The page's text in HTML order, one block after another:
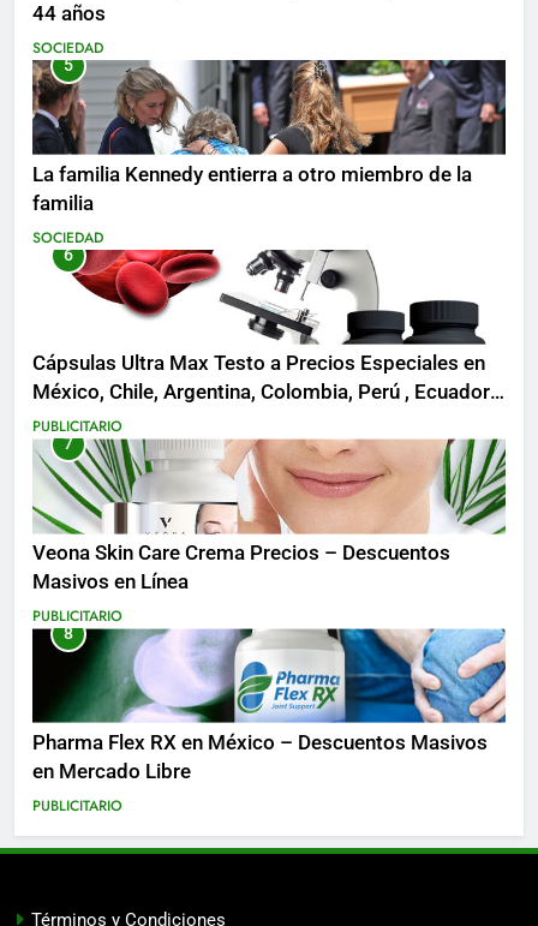
44 años
SOCIEDAD
5
La familia Kennedy entierra a otro miembro de la
familia
SOCIEDAD
6
Cápsulas Ultra Max Testo a Precios Especiales en
México, Chile, Argentina, Colombia, Perú , Ecuador,
Costa Rica y Más
PUBLICITARIO
7
Veona Skin Care Crema Precios – Descuentos
Masivos en Línea
PUBLICITARIO
8
Pharma Flex RX en México – Descuentos Masivos
en Mercado Libre
PUBLICITARIO
Términos y Condiciones